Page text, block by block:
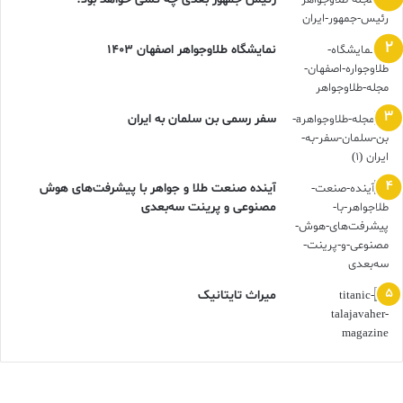
الماس زمانی بخشی از تاریخ یک خانواده بوده، به روایت و هویت آن
می‌افزاید.
عامل دیگر، یگانگی بصری این الماس‌هاست. هندسه خاص و رفتار نور
در تراش‌های قدیمی کاملاً با تراش‌های مدرن متفاوت است. نور
به‌گونه‌ای وارد و پراکنده می‌شود که شخصیت بصری منحصربه‌فردی
خلق می‌کند—ویژگی‌ای که بسیاری از خریداران شیفته آن هستند.
دمیدن حیاتی تازه در جواهرات آنتیک
بسیاری از افراد، الماس‌هایی قدیمی در اختیار دارند که به دلایل عاطفی
مایل به حفظ آن‌ها هستند. من خودم سنجاق‌سینه مادربزرگم، انگشتر
مادرم و انگشتر کوچک عموی‌ام را به ارث برده‌ام. این افراد برایم عزیز
بودند، اما هرگز آن جواهرات را استفاده نمیکنند؛ یا با سبک من
نمایشگاه طلاوجواهر اصفهان 1403
سفر رسمی بن سلمان به ایران
آینده صنعت طلا و جواهر با پیشرفت‌های هوش
مصنوعی و پرینت سه‌بعدی
ميراث تايتانيک